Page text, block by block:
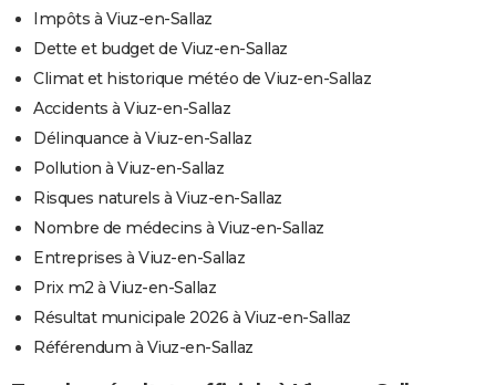
Impôts à Viuz-en-Sallaz
Dette et budget de Viuz-en-Sallaz
Climat et historique météo de Viuz-en-Sallaz
Accidents à Viuz-en-Sallaz
Délinquance à Viuz-en-Sallaz
Pollution à Viuz-en-Sallaz
Risques naturels à Viuz-en-Sallaz
Nombre de médecins à Viuz-en-Sallaz
Entreprises à Viuz-en-Sallaz
Prix m2 à Viuz-en-Sallaz
Résultat municipale 2026 à Viuz-en-Sallaz
Référendum à Viuz-en-Sallaz